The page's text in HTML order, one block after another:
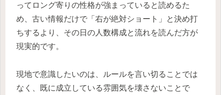
ってロング寄りの性格が強まっていると読めるた
め、古い情報だけで「右が絶対ショート」と決め打
ちするより、その日の人数構成と流れを読んだ方が
現実的です。
現地で意識したいのは、ルールを言い切ることでは
なく、既に成立している雰囲気を壊さないことで